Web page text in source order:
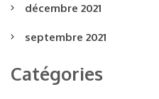
décembre 2021
septembre 2021
Catégories